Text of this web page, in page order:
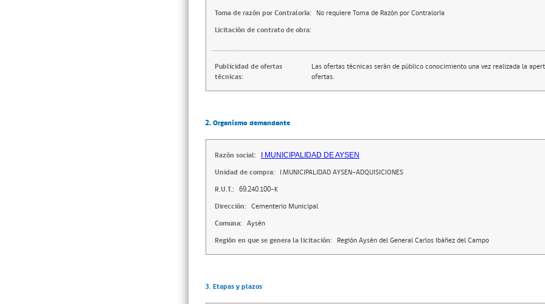
Toma de razón por Contraloría: No requiere Toma de Razón por Contraloría
Licitación de contrato de obra:
Publicidad de ofertas
técnicas:
Las ofertas técnicas serán de público conocimiento una vez realizada la
ofertas.
2. Organismo demandante
Razón social: I MUNICIPALIDAD DE AYSEN
Unidad de compra: I.MUNICIPALIDAD AYSEN-ADQUISICIONES
R.U.T.: 69.240.100-K
Dirección: Cementerio Municipal
Comuna: Aysén
Región en que se genera la licitación: Región Aysén del General Carlos Ibáñez del Campo
3. Etapas y plazos